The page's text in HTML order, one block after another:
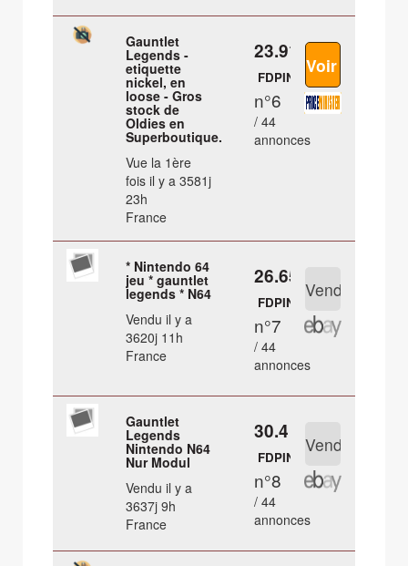
Gauntlet
Legends -
etiquette
nickel, en
loose - Gros
stock de
Oldies en
Superboutique.
Vue la 1ère
fois il y a 3581j
23h
France
23.91 €
FDPIN
n°6
/ 44
annonces
* Nintendo 64
jeu * gauntlet
legends * N64
Vendu il y a
3620j 11h
France
26.65 €
FDPIN
n°7
/ 44
annonces
Gauntlet
Legends
Nintendo N64
Nur Modul
Vendu il y a
3637j 9h
France
30.4 €
FDPIN
n°8
/ 44
annonces